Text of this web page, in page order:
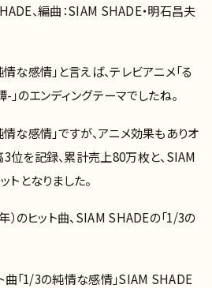
、編曲：SIAM SHADE・明石昌夫
な感情」と言えば、テレビアニメ「る
のエンディングテーマでしたね。
な感情」ですが、アニメ効果もありオ
位を記録、累計売上80万枚と、SIAM
となりました。
）のヒット曲、SIAM SHADEの「1/3の
曲「1/3の純情な感情」SIAM SHADE